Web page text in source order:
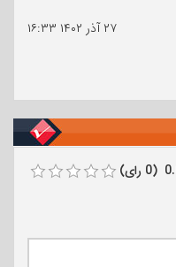
۲۷ آذر ۱۴۰۲
۱۶:۳۳